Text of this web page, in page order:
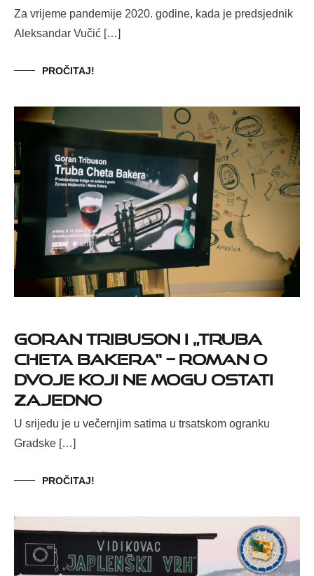
Za vrijeme pandemije 2020. godine, kada je predsjednik
Aleksandar Vučić […]
PROČITAJ!
Goran Tribuson i „Truba
Cheta Bakera“ – roman o
dvoje koji ne mogu ostati
zajedno
U srijedu je u večernjim satima u trsatskom ogranku
Gradske […]
PROČITAJ!